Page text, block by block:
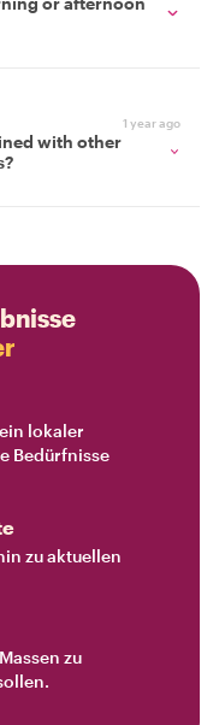
1 year ago
with other
lokaler
Bedürfnisse
zu aktuellen
zu